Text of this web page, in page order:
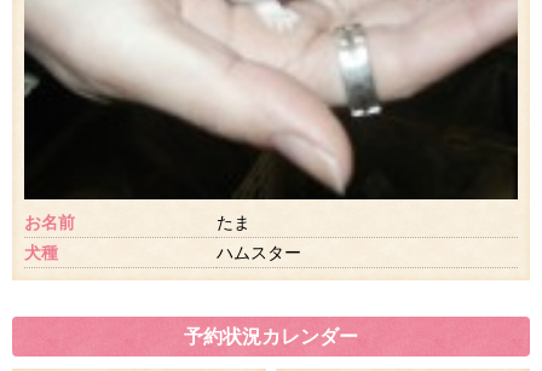
お名前
たま
犬種
ハムスター
予約状況カレンダー